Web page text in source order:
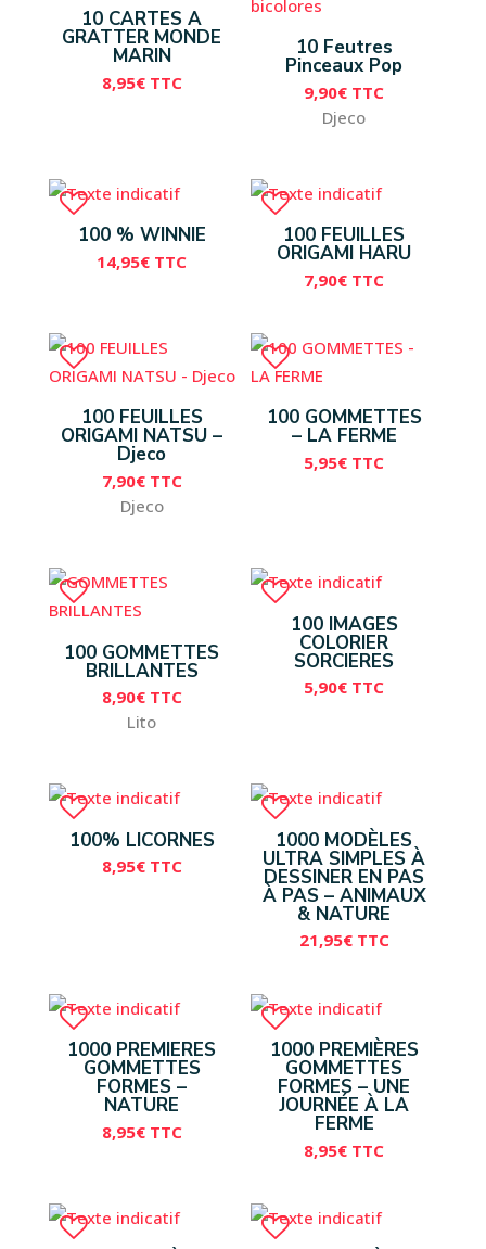
10 CARTES A
GRATTER MONDE
MARIN
8,95€ TTC
10 Feutres
Pinceaux Pop
9,90€ TTC
Djeco
100 % WINNIE
14,95€ TTC
100 FEUILLES
ORIGAMI HARU
7,90€ TTC
100 FEUILLES
ORIGAMI NATSU –
Djeco
7,90€ TTC
Djeco
100 GOMMETTES
– LA FERME
5,95€ TTC
100 GOMMETTES
BRILLANTES
8,90€ TTC
Lito
100 IMAGES
COLORIER
SORCIERES
5,90€ TTC
100% LICORNES
8,95€ TTC
1000 MODÈLES
ULTRA SIMPLES À
DESSINER EN PAS
À PAS – ANIMAUX
& NATURE
21,95€ TTC
1000 PREMIERES
GOMMETTES
FORMES –
NATURE
8,95€ TTC
1000 PREMIÈRES
GOMMETTES
FORMES – UNE
JOURNÉE À LA
FERME
8,95€ TTC